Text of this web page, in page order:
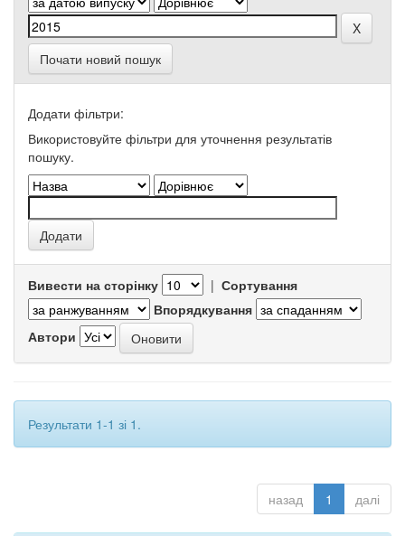
Почати новий пошук
Додати фільтри:
Використовуйте фільтри для уточнення результатів
пошуку.
Вивести на сторінку | Сортування
Впорядкування
Автори
Результати 1-1 зі 1.
назад 1 далі